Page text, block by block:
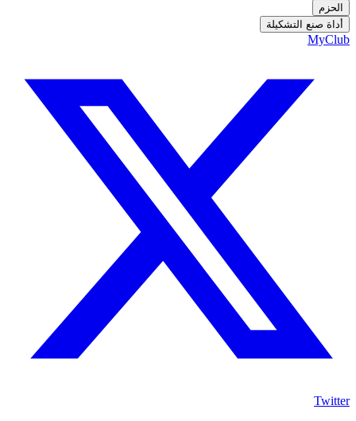
الحزم
أداة صنع التشكيلة
MyClub
Twitter